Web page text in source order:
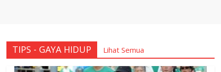
TIPS - GAYA HIDUP Lihat Semua